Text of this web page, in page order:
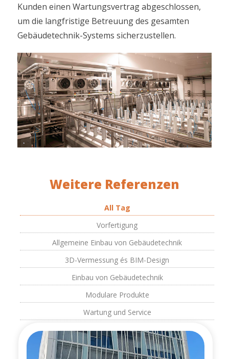
Kunden einen Wartungsvertrag abgeschlossen,
um die langfristige Betreuung des gesamten
Gebäudetechnik-Systems sicherzustellen.
Weitere Referenzen
All Tag
Vorfertigung
Allgemeine Einbau von Gebäudetechnik
3D-Vermessung és BIM-Design
Einbau von Gebäudetechnik
Modulare Produkte
Wartung und Service